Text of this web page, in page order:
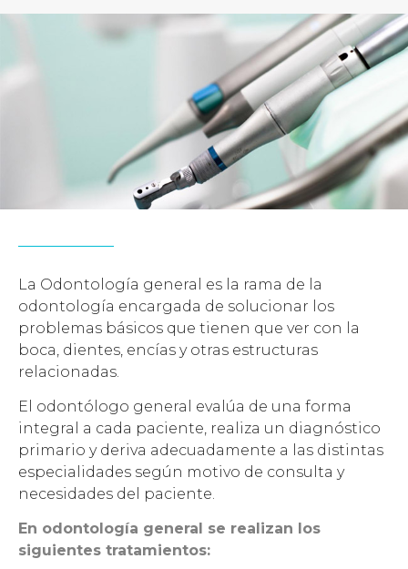
La Odontología general es la rama de la
odontología encargada de solucionar los
problemas básicos que tienen que ver con la
boca, dientes, encías y otras estructuras
relacionadas.
El odontólogo general evalúa de una forma
integral a cada paciente, realiza un diagnóstico
primario y deriva adecuadamente a las distintas
especialidades según motivo de consulta y
necesidades del paciente.
En odontología general se realizan los
siguientes tratamientos: